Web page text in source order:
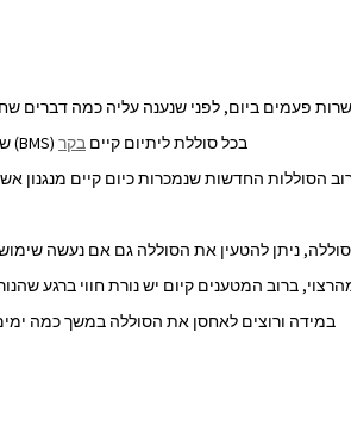
פעמים ביום, לפני שנענה עליה כמה דברים
בכל סוללת ליתיום קיים בקר (BMS) שהתפקיד שלו הוא לשמור על
הסוללות החדשות שנמכרות כיום קיים מנגנון
ניתן להטעין את הסוללה גם אם נעשה
ברוב המטענים קיום יש נורת חווי ברגע
במידה ורוצים לאחסן את הסוללה במשך כמה ימים מומלץ לא